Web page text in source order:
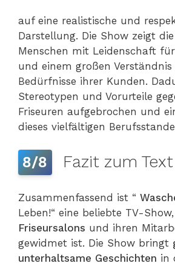
auf eine realistische und
Darstellung. Die Show zeigt
Menschen mit Leidenschaft
und einem großen
Bedürfnisse ihrer Kunden.
Stereotypen und Vorurteile
Friseuren aufgebrochen und
dieses vielfältigen
8/8 Fazit zum Text
Zusammenfassend ist “
Leben!“ eine beliebte TV-
Friseursalons und ihren
gewidmet ist. Die Show bringt
unterhaltsame Geschichten in